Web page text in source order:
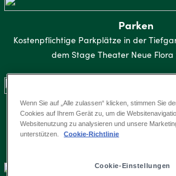
Parken
Kostenpflichtige Parkplätze in der
dem Stage Theater Neue
Mit dem Reisebus
Kostenpflichtige Busparkplätze am
Wenn Sie auf „Alle zulassen“ klicken, stimmen Sie
Cookies auf Ihrem Gerät zu, um die
Websitenutzung zu analysieren und unsere
unterstützen.
Cookie-Richtlinie
Cookie-Einstellungen